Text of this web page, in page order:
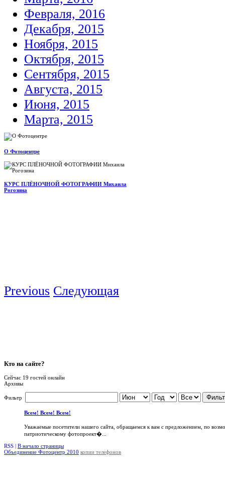
Февраля, 2016
Декабря, 2015
Ноября, 2015
Октября, 2015
Сентября, 2015
Августа, 2015
Июня, 2015
Марта, 2015
О Фотоцентре
КУРС ПЛЁНОЧНОЙ ФОТОГРАФИИ Михаила
Рогозина
Previous Следующая
Кто на сайте?
Сейчас 19 гостей онлайн
Архивы
Фильтр
Всем! Всем! Всем!
Уважаемые посетители нашего сайта, обращаемся к вам с предложением, по
патриотическому фотопроект�...
RSS | В начало страницы
Объединение Фотоцентр 2010 копии телефонов